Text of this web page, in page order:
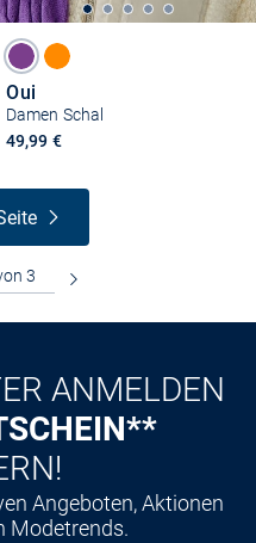
Oui
Damen Schal
49,99 €
ANMELDEN
Angeboten, Aktionen
Modetrends.